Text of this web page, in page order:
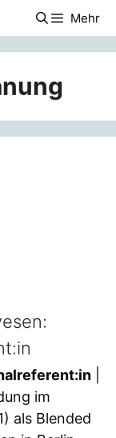
Mehr
im
als Blended